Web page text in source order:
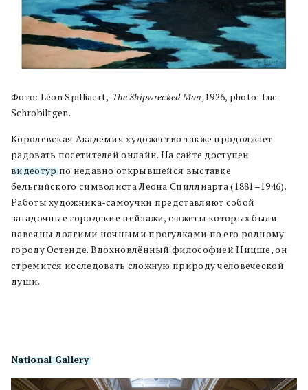
Фото: Léon Spilliaert, The Shipwrecked Man,1926, photo: Luc
Schrobiltgen.
Королевская Академия художество также продолжает
радовать посетителей онлайн. На сайте доступен
видеотурпо недавно открывшейся выставке
бельгийского символиста Леона Спиллиарта (1881–1946).
Работы художника-самоучки представляют собой
загадочные городские пейзажи, сюжеты которых были
навеяны долгими ночными прогулками по его родному
городу Остенде. Вдохновлённый философией Ницше, он
стремится исследовать сложную природу человеческой
души.
National Gallery